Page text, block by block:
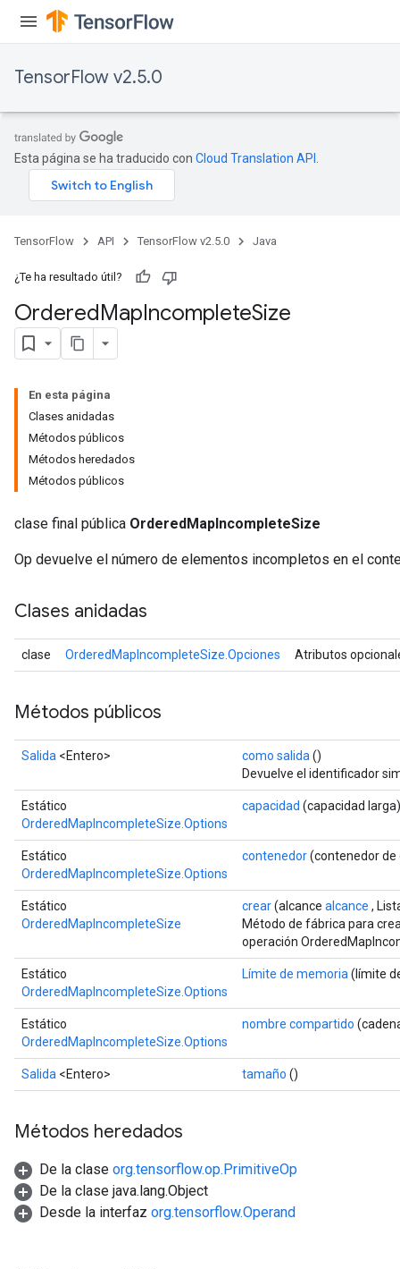
TensorFlow v2.5.0
Esta página se ha traducido con Cloud Translation API
TensorFlow API TensorFlow v2.5.0 Java
¿Te ha resultado útil?
OrderedMapIncompleteSize
En esta página
Clases anidadas
Métodos públicos
Métodos heredados
Métodos públicos
clase final pública OrderedMapIncompleteSize
Op devuelve el número de elementos incompletos en el
Clases anidadas
clase OrderedMapIncompleteSize.Opciones Atributos
Métodos públicos
Salida <Entero> como salida ()
Devuelve el identificador
Estático
OrderedMapIncompleteSize.Options
capacidad (capacidad larga)
Estático
OrderedMapIncompleteSize.Options
contenedor(contenedor de
Estático
OrderedMapIncompleteSize
crear(alcance alcance ,
Método de fábrica para
operación
Estático
OrderedMapIncompleteSize.Options
Límite de memoria (límite
Estático
OrderedMapIncompleteSize.Options
nombre compartido
Salida <Entero> tamaño ()
Métodos heredados
De la clase org.tensorflow.op.PrimitiveOp
De la clase java.lang.Object
Desde la interfaz org.tensorflow.Operand